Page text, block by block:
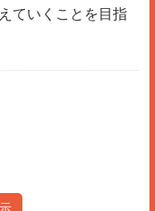
ていくことを目指